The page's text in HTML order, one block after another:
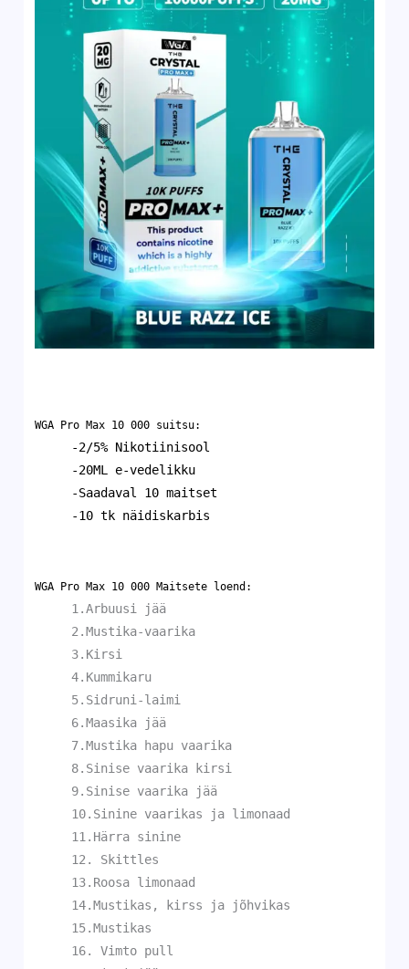
WGA Pro Max 10 000 suitsu:
-2/5% Nikotiinisool
-20ML e-vedelikku
-Saadaval 10 maitset
-10 tk näidiskarbis
WGA Pro Max 10 000Maitsete loend:
1.Arbuusi jää
2.Mustika-vaarika
3.Kirsi
4.Kummikaru
5.Sidruni-laimi
6.Maasika jää
7.Mustika hapu vaarika
8.Sinise vaarika kirsi
9.Sinise vaarika jää
10.Sinine vaarikas ja limonaad
11.Härra sinine
12. Skittles
13.Roosa limonaad
14.Mustikas, kirss ja jõhvikas
15.Mustikas
16. Vimto pull